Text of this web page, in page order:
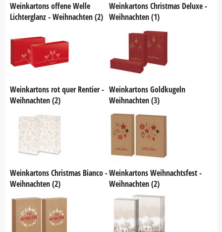
Weinkartons offene Welle
Lichterglanz - Weihnachten (2)
Weinkartons Christmas Deluxe -
Weihnachten (1)
Weinkartons rot quer Rentier -
Weihnachten (2)
Weinkartons Goldkugeln
Weihnachten (3)
Weinkartons Christmas Bianco -
Weihnachten (2)
Weinkartons Weihnachtsfest -
Weihnachten (2)